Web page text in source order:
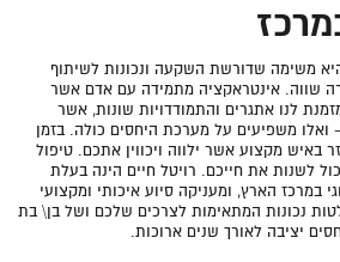
משימה שדורשת השקעה ונכונות לשיתוף
שווה. אינטראקציה מתמידה עם אדם אשר
לנו אתגרים והתמודדויות שונות, אשר
ואלו משפיעים על מערכת היחסים כולה. בזמן
באיש מקצוע אשר ילווה ויכווין אתכם. טיפול
לשנות את חייכם. רויטל חיים הינה בעלת
במרכז הארץ, ומעניקה סיוע איכותי ומקצועי
נכונות המתאימות לצרכים שלכם ושל בן\ בת
יציבה לאורך שנים ארוכות.